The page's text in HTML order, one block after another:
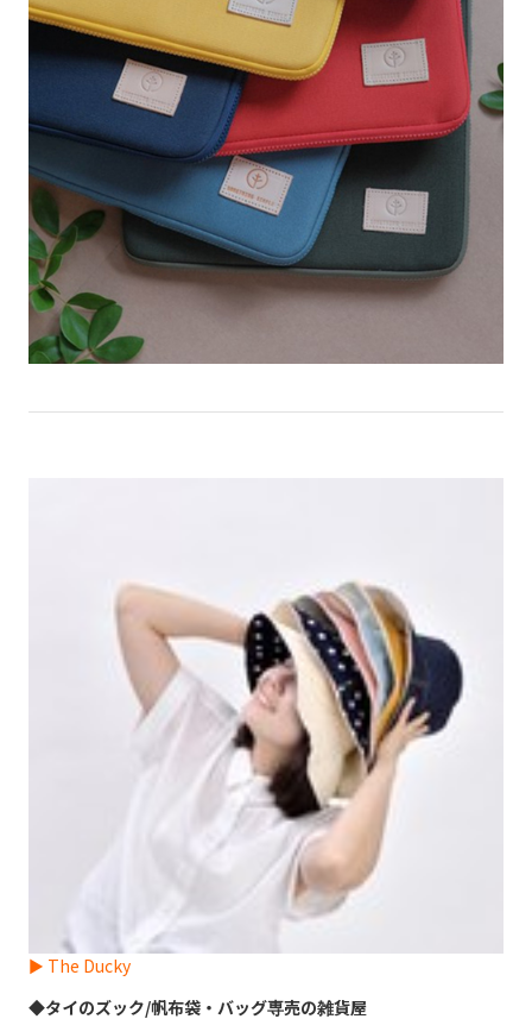
► The Ducky
◆タイのズック/帆布袋・バッグ専売の雑貨屋